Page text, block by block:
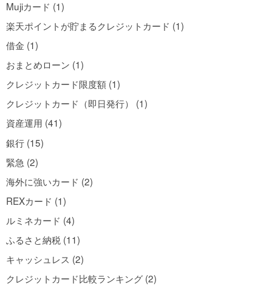
Mujiカード (1)
楽天ポイントが貯まるクレジットカード (1)
借金 (1)
おまとめローン (1)
クレジットカード限度額 (1)
クレジットカード（即日発行） (1)
資産運用 (41)
銀行 (15)
緊急 (2)
海外に強いカード (2)
REXカード (1)
ルミネカード (4)
ふるさと納税 (11)
キャッシュレス (2)
クレジットカード比較ランキング (2)